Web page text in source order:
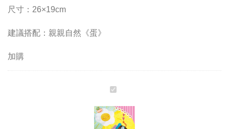
尺寸：26×19cm
建議搭配：親親自然《蛋》
加購
《蛋》
齡
前